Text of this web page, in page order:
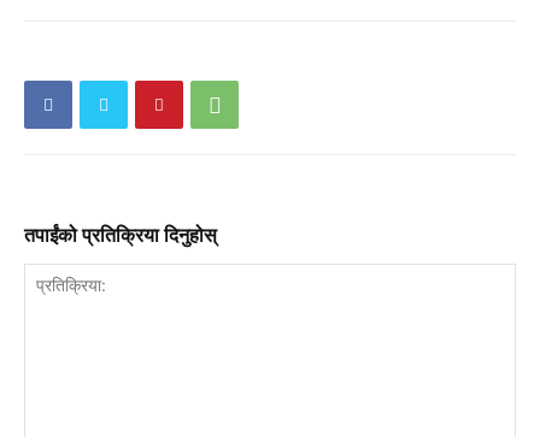
तपाईंको प्रतिक्रिया दिनुहोस्